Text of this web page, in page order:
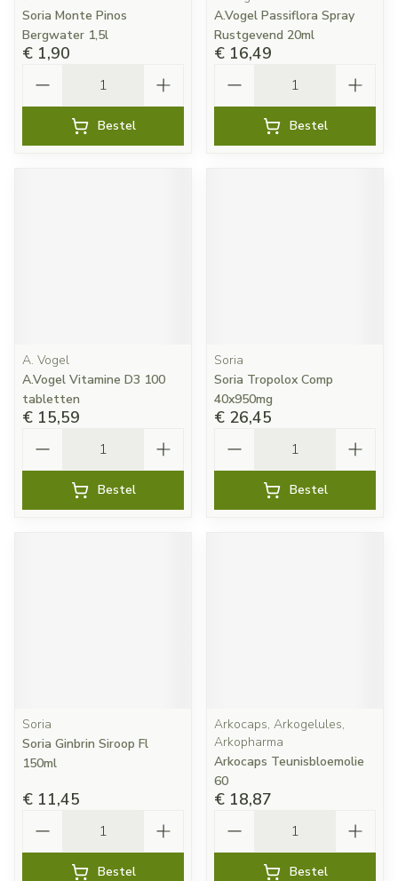
Soria Monte Pinos
Bergwater 1,5l
€ 1,90
Bestel
A.Vogel Passiflora Spray
Rustgevend 20ml
€ 16,49
Bestel
A. Vogel
A.Vogel Vitamine D3 100
tabletten
€ 15,59
Bestel
Soria
Soria Tropolox Comp
40x950mg
€ 26,45
Bestel
Soria
Soria Ginbrin Siroop Fl
150ml
€ 11,45
Bestel
Arkocaps, Arkogelules,
Arkopharma
Arkocaps Teunisbloemolie
60
€ 18,87
Bestel